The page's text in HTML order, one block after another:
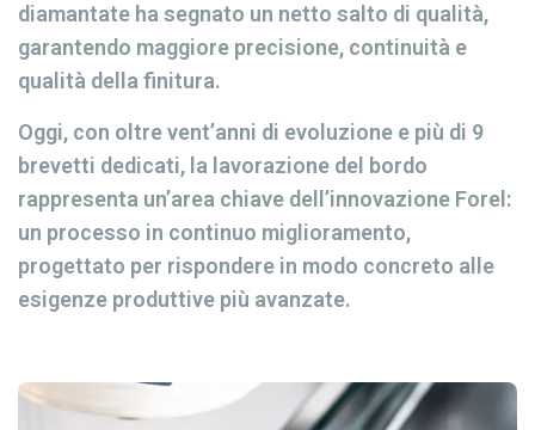
diamantate ha segnato un netto salto di qualità,
garantendo maggiore precisione, continuità e
qualità della finitura.
Oggi, con oltre vent’anni di evoluzione e più di 9
brevetti dedicati, la lavorazione del bordo
rappresenta un’area chiave dell’innovazione Forel:
un processo in continuo miglioramento,
progettato per rispondere in modo concreto alle
esigenze produttive più avanzate.